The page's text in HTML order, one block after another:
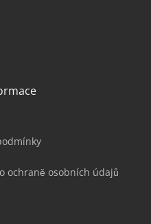
ochraně osobních údajů